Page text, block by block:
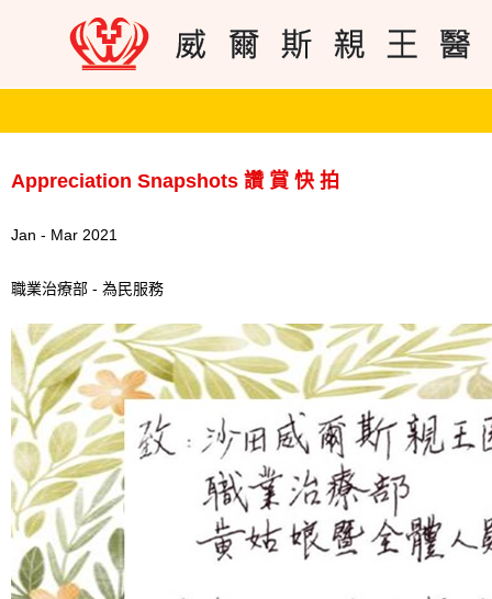
Appreciation Snapshots 讚 賞 快 拍
Jan - Mar 2021
職業治療部 - 為民服務